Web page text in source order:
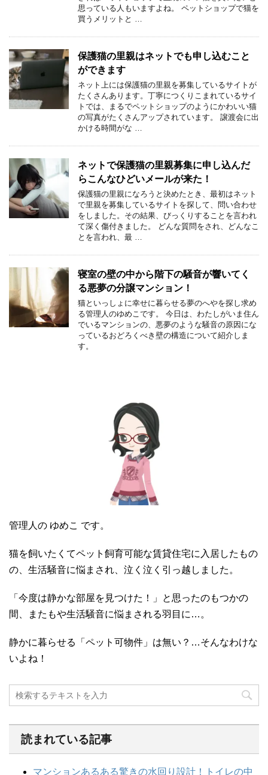
思っている人もいますよね。 ペットショップで猫を
買うメリットと …
保護猫の里親はネットでも申し込むこと
ができます
ネット上には保護猫の里親を募集しているサイトが
たくさんあります。丁寧につくりこまれているサイ
トでは、まるでペットショップのようにかわいい猫
の写真がたくさんアップされています。 譲渡会に出
かける時間がな …
ネットで保護猫の里親募集に申し込んだ
らこんなひどいメールが来た！
保護猫の里親になろうと決めたとき、最初はネット
で里親を募集しているサイトを探して、問い合わせ
をしました。その結果、びっくりすることを言われ
て深く傷付きました。 どんな質問をされ、どんなこ
とを言われ、最 …
寝室の壁の中から階下の騒音が響いてく
る悪夢の分譲マンション！
猫といっしょに幸せに暮らせる夢のへやを探し求め
る管理人のゆめこです。 今日は、わたしがいま住ん
でいるマンションの、悪夢のような騒音の原因にな
っているおどろくべき壁の構造について紹介しま
す。
管理人の ゆめこ です。
猫を飼いたくてペット飼育可能な賃貸住宅に入居したもの
の、生活騒音に悩まされ、泣く泣く引っ越しました。
「今度は静かな部屋を見つけた！」と思ったのもつかの
間、またもや生活騒音に悩まされる羽目に…。
静かに暮らせる「ペット可物件」は無い？…そんなわけな
いよね！
読まれている記事